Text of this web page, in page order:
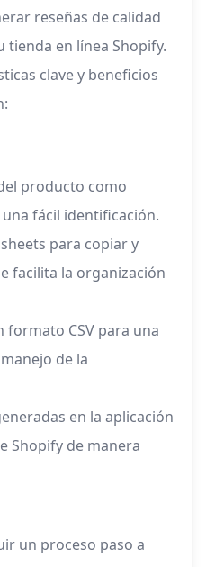
reseñas de calidad
en línea Shopify.
clave y beneficios
producto como
fácil identificación.
para copiar y
facilita la organización
formato CSV para una
de la
en la aplicación
Shopify de manera
un proceso paso a